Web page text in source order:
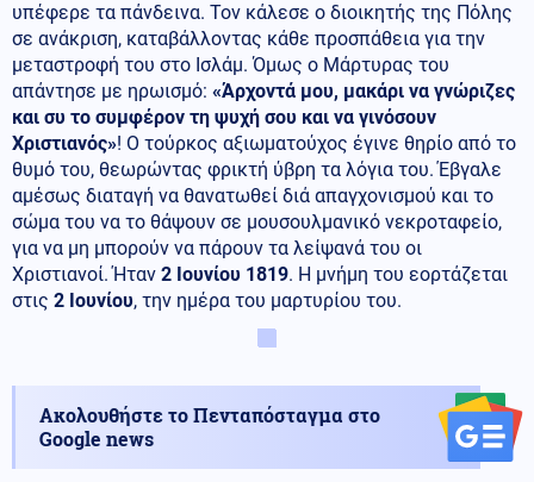
υπέφερε τα πάνδεινα. Τον κάλεσε ο διοικητής της Πόλης
σε ανάκριση, καταβάλλοντας κάθε προσπάθεια για την
μεταστροφή του στο Ισλάμ. Όμως ο Μάρτυρας του
απάντησε με ηρωισμό: «Άρχοντά μου, μακάρι να γνώριζες
και συ το συμφέρον τη ψυχή σου και να γινόσουν
Χριστιανός»! Ο τούρκος αξιωματούχος έγινε θηρίο από το
θυμό του, θεωρώντας φρικτή ύβρη τα λόγια του. Έβγαλε
αμέσως διαταγή να θανατωθεί διά απαγχονισμού και το
σώμα του να το θάψουν σε μουσουλμανικό νεκροταφείο,
για να μη μπορούν να πάρουν τα λείψανά του οι
Χριστιανοί. Ήταν 2 Ιουνίου 1819. Η μνήμη του εορτάζεται
στις 2 Ιουνίου, την ημέρα του μαρτυρίου του.
Ακολουθήστε το Πενταπόσταγμα στο
Google news